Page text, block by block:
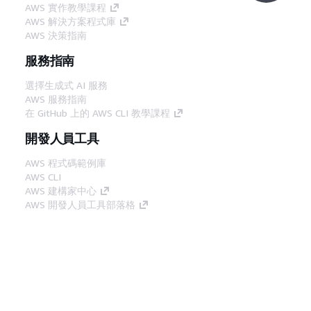
AWS 實作教學課程
AWS 解決方案程式庫
AWS 決策指南
服務指南
選擇生成式 AI 服務
AWS 服務指南
在 GitHub 上的 AWS CLI 教學課程
開發人員工具
AWS 程式碼範例庫
AWS CLI
AWS 建構家中心
AWS 開發人員工具部落格